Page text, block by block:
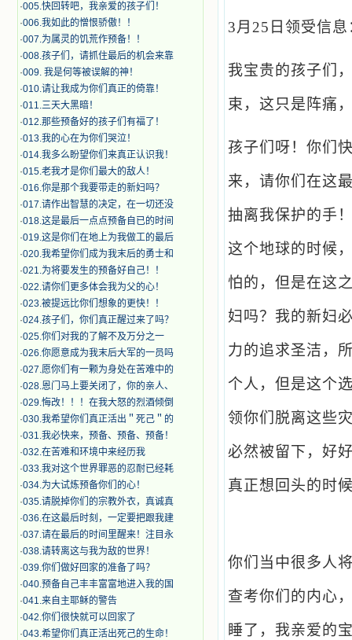
·005.快回转吧，我亲爱的孩子们！
·006.我如此的憎恨骄傲！！
·007.为属灵的饥荒作预备！！
·008.孩子们，请抓住最后的机会来靠
·009. 我是何等被误解的神！
·010.请让我成为你们真正的倚靠！
·011.三天大黑暗！
·012.那些预备好的孩子们有福了！
·013.我的心在为你们哭泣！
·014.我多么盼望你们来真正认识我！
·015.老我才是你们最大的敌人！
·016.你是那个我要带走的新妇吗？
·017.请作出智慧的决定，在一切还没
·018.这是最后一点点预备自已的时间
·019.这是你们在地上为我做工的最后
·020.我希望你们成为我末后的勇士和
·021.为将要发生的预备好自己！！
·022.请你们更多体会我为父的心！
·023.被提远比你们想象的更快！！
·024.孩子们，你们真正醒过来了吗？
·025.你们对我的了解不及万分之一
·026.你愿意成为我末后大军的一员吗
·027.愿你们有一颗为身处在苦难中的
·028.恩门马上要关闭了，你的亲人、
·029.悔改！！！在我大怒的烈酒倾倒
·030.我希望你们真正活出＂死己＂的
·031.我必快来，预备、预备、预备！
·032.在苦难和环境中来经历我
·033.我对这个世界罪恶的忍耐已经耗
·034.为大试炼预备你们的心！
·035.请脱掉你们的宗教外衣，真诚真
·036.在这最后时刻，一定要把跟我建
·037.请在最后的时间里醒来！注目永
·038.请转离这与我为敌的世界！
·039.你们做好回家的准备了吗？
·040.预备自己丰丰富富地进入我的国
·041.来自主耶稣的警告
·042.你们很快就可以回家了
·043.希望你们真正活出死己的生命！
3月25日领受信息
我宝贵的孩子们
束，这只是阵痛
孩子们呀！你们
来，请你们在这
抽离我保护的手
这个地球的时候
怕的，但是在这
妇吗？我的新妇
力的追求圣洁，
个人，但是这个
领你们脱离这些
必然被留下，好
真正想回头的时
你们当中很多人
查考你们的内心
睡了，我亲爱的